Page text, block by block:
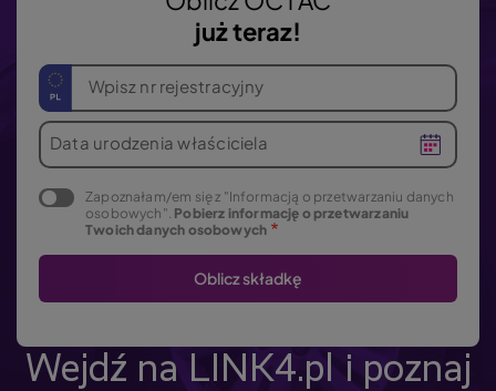
już teraz!
Wpisz nr rejestracyjny
Data urodzenia właściciela
Zapoznałam/em się z "Informacją o przetwarzaniu danych
osobowych". Pobierz informację o przetwarzaniu
Twoich danych osobowych
Wejdź na LINK4.pl i poznaj